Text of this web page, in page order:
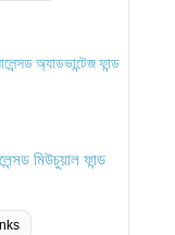
অ্যাডভান্টেজ ফান্ড
মিউচুয়াল ফান্ড